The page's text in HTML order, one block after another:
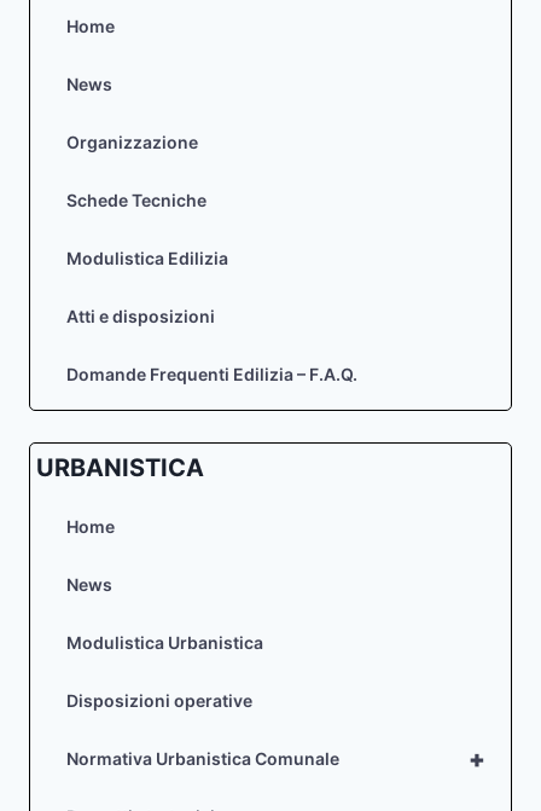
Home
News
Organizzazione
Schede Tecniche
Modulistica Edilizia
Atti e disposizioni
Domande Frequenti Edilizia – F.A.Q.
URBANISTICA
Home
News
Modulistica Urbanistica
Disposizioni operative
+
Normativa Urbanistica Comunale